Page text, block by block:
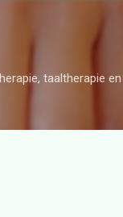
taaltherapie en